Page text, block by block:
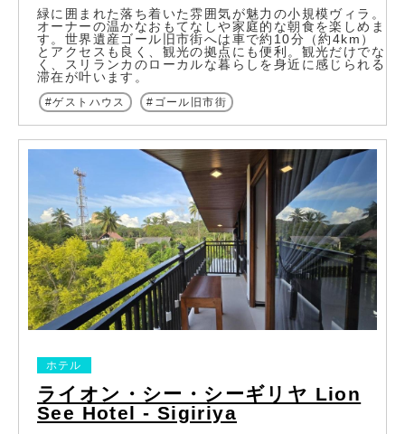
緑に囲まれた落ち着いた雰囲気が魅力の小規模ヴィラ。
オーナーの温かなおもてなしや家庭的な朝食を楽しめま
す。世界遺産ゴール旧市街へは車で約10分（約4km）
とアクセスも良く、観光の拠点にも便利。観光だけでな
く、スリランカのローカルな暮らしを身近に感じられる
滞在が叶います。
ゲストハウス ゴール旧市街
ライオン・シー・シーギリヤ Lion
See Hotel - Sigiriya
ホテル